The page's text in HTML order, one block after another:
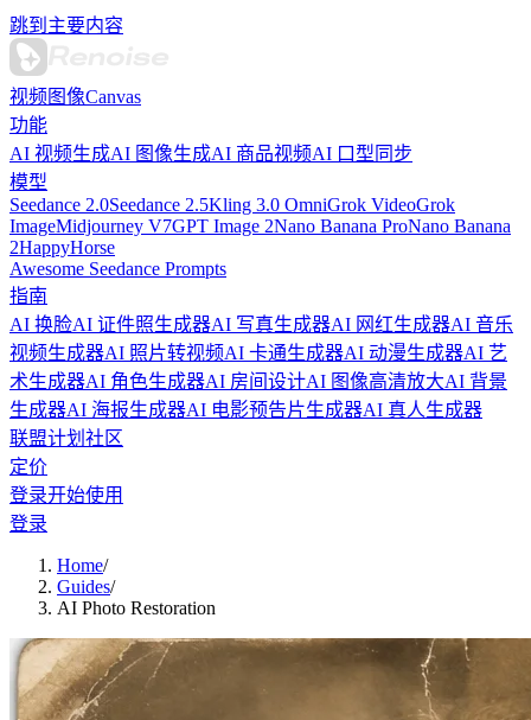
跳到主要内容
视频 图像Canvas
功能
AI 视频生成AI 图像生成AI 商品视频AI 口型同步
模型
Seedance 2.0Seedance 2.5Kling 3.0 OmniGrok VideoGrok
ImageMidjourney V7GPT Image 2Nano Banana ProNano Banana
2HappyHorse
Awesome Seedance Prompts
指南
AI 换脸AI 证件照生成器AI 写真生成器AI 网红生成器AI 音乐
视频生成器AI 照片转视频AI 卡通生成器AI 动漫生成器AI 艺
术生成器AI 角色生成器AI 房间设计AI 图像高清放大AI 背景
生成器AI 海报生成器AI 电影预告片生成器AI 真人生成器
联盟计划 社区
定价
登录开始使用
登录
Home/
Guides/
AI Photo Restoration